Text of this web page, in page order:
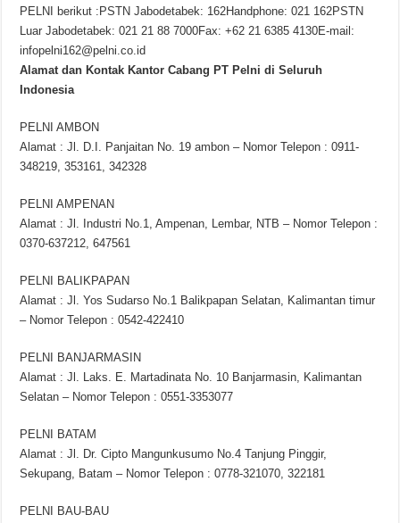
PELNI berikut :PSTN Jabodetabek: 162Handphone: 021 162PSTN
Luar Jabodetabek: 021 21 88 7000Fax: +62 21 6385 4130E-mail:
infopelni162@pelni.co.id
Alamat dan Kontak Kantor Cabang PT Pelni di Seluruh
Indonesia
PELNI AMBON
Alamat : Jl. D.I. Panjaitan No. 19 ambon – Nomor Telepon : 0911-
348219, 353161, 342328
PELNI AMPENAN
Alamat : Jl. Industri No.1, Ampenan, Lembar, NTB – Nomor Telepon :
0370-637212, 647561
PELNI BALIKPAPAN
Alamat : Jl. Yos Sudarso No.1 Balikpapan Selatan, Kalimantan timur
– Nomor Telepon : 0542-422410
PELNI BANJARMASIN
Alamat : Jl. Laks. E. Martadinata No. 10 Banjarmasin, Kalimantan
Selatan – Nomor Telepon : 0551-3353077
PELNI BATAM
Alamat : Jl. Dr. Cipto Mangunkusumo No.4 Tanjung Pinggir,
Sekupang, Batam – Nomor Telepon : 0778-321070, 322181
PELNI BAU-BAU